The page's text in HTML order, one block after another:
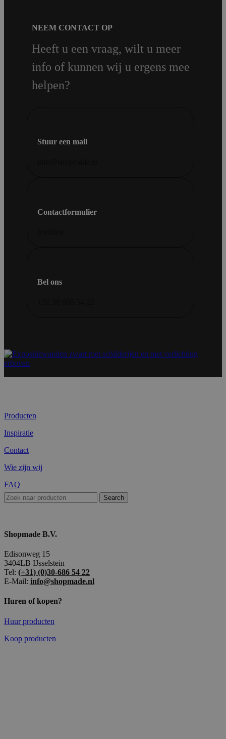
NEEM CONTACT OP
Heeft u een vraag, wilt u meer
info of kunnen wij u ergens mee
helpen?
Stuur een mail
Contactformulier
Bel ons
Producten
Inspiratie
Contact
Wie zijn wij
FAQ
Search
Shopmade B.V.
Edisonweg 15
3404LB IJsselstein
Tel: (+31) (0)30-686 54 22
E-Mail: info@shopmade.nl
Huren of kopen?
Huur producten
Koop producten